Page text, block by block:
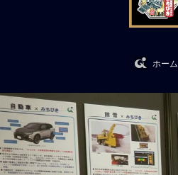
ホーム